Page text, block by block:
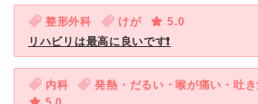
整形外科 けが
5.0
リハビリは最高に良いです❗
内科
発熱・だるい・喉が痛い・吐